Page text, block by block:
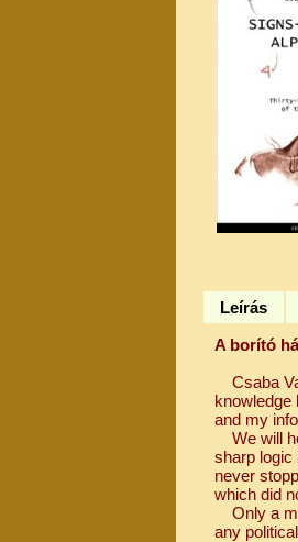
Leírás
A borító
Csaba
knowledge
and my
We will
sharp logic
never
which did
Only a
any